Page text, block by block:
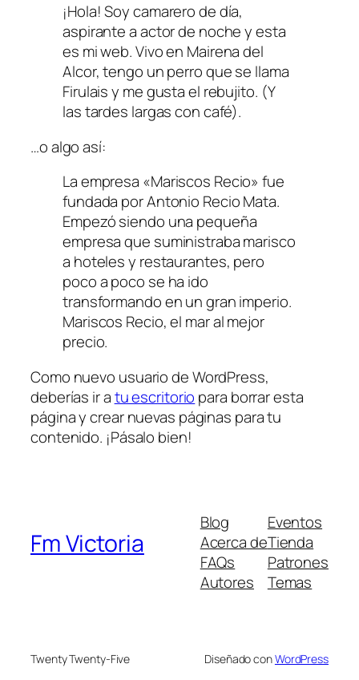
¡Hola! Soy camarero de día,
aspirante a actor de noche y esta
es mi web. Vivo en Mairena del
Alcor, tengo un perro que se llama
Firulais y me gusta el rebujito. (Y
las tardes largas con café).
…o algo así:
La empresa «Mariscos Recio» fue
fundada por Antonio Recio Mata.
Empezó siendo una pequeña
empresa que suministraba marisco
a hoteles y restaurantes, pero
poco a poco se ha ido
transformando en un gran imperio.
Mariscos Recio, el mar al mejor
precio.
Como nuevo usuario de WordPress,
deberías ir atu escritorio para borrar esta
página y crear nuevas páginas para tu
contenido. ¡Pásalo bien!
Fm Victoria
Blog
Acerca de
FAQs
Autores
Eventos
Tienda
Patrones
Temas
Twenty Twenty-Five Diseñado conWordPress